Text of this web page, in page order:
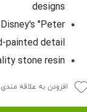
designs
"Peter
painted detail
stone resin
افزودن به علاقه